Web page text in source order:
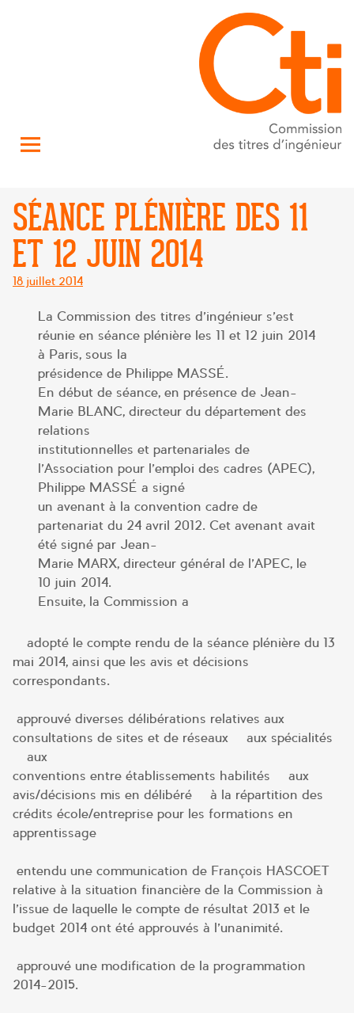
SÉANCE PLÉNIÈRE DES 11
ET 12 JUIN 2014
Posté
18 juillet 2014
La Commission des titres d’ingénieur s’est
réunie en séance plénière les 11 et 12 juin 2014
à Paris, sous la
présidence de Philippe MASSÉ.
En début de séance, en présence de Jean-
Marie BLANC, directeur du département des
relations
institutionnelles et partenariales de
l’Association pour l’emploi des cadres (APEC),
Philippe MASSÉ a signé
un avenant à la convention cadre de
partenariat du 24 avril 2012. Cet avenant avait
été signé par Jean-
Marie MARX, directeur général de l’APEC, le
10 juin 2014.
Ensuite, la Commission a
– adopté le compte rendu de la séance plénière du 13
mai 2014, ainsi que les avis et décisions
correspondants.
approuvé diverses délibérations relatives aux
consultations de sites et de réseaux – aux spécialités
– aux
conventions entre établissements habilités – aux
avis/décisions mis en délibéré – à la répartition des
crédits école/entreprise pour les formations en
apprentissage –
entendu une communication de François HASCOET
relative à la situation financière de la Commission à
l’issue de laquelle le compte de résultat 2013 et le
budget 2014 ont été approuvés à l’unanimité.
approuvé une modification de la programmation
2014-2015.